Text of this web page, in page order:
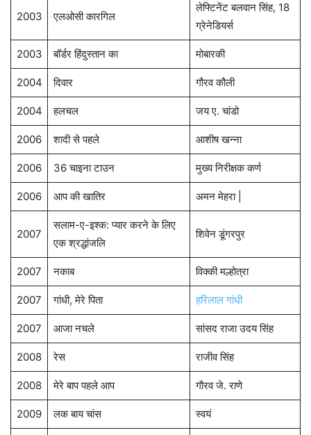
2003 एलओसी कारगिल
लेफ्टिनेंट बलवान सिंह, 18
ग्रेनेडियर्स
2003 बॉर्डर हिंदुस्तान का मोबारकी
2004 दिवार गौरव कौली
2004 हलचल जय ए. चांडो
2006 शादी से पहले आशीष खन्ना
2006 36 चाइना टाउन मुख्य निरीक्षक कर्ण
2006 आप की खातिर अमन मेहरा |
2007
सलाम-ए-इश्क: प्यार करने के लिए
एक श्रद्धांजलि
शिवेन डूंगरपुर
2007 नकाब विक्की मल्होत्रा
2007 गांधी, मेरे पिता हरिलाल गांधी
2007 आजा नचले सांसद राजा उदय सिंह
2008 रेस राजीव सिंह
2008 मेरे बाप पहले आप गौरव जे. राणे
2009 लक बाय चांस स्वयं